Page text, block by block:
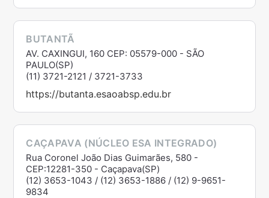
BUTANTÃ
AV. CAXINGUI, 160 CEP: 05579-000 - SÃO
PAULO(SP)
(11) 3721-2121 / 3721-3733
https://butanta.esaoabsp.edu.br
CAÇAPAVA (NÚCLEO ESA INTEGRADO)
Rua Coronel João Dias Guimarães, 580 -
CEP:12281-350 - Caçapava(SP)
(12) 3653-1043 / (12) 3653-1886 / (12) 9-9651-
9834